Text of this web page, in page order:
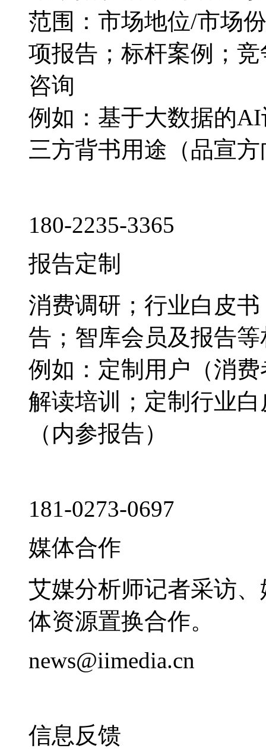
范围：市场地位/市场
项报告；标杆案例；
咨询
例如：基于大数据的
三方背书用途（品宣
180-2235-3365
报告定制
消费调研；行业白皮
告；智库会员及报告
例如：定制用户（消
解读培训；定制行业
（内参报告）
181-0273-0697
媒体合作
艾媒分析师记者采访
体资源置换合作。
news@iimedia.cn
信息反馈